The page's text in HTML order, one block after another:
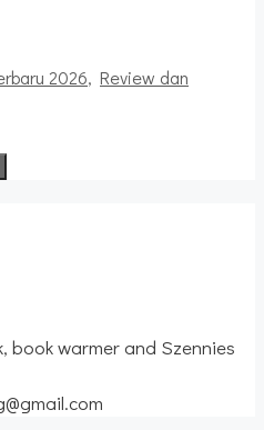
2026, Review dan
book warmer and Szennies